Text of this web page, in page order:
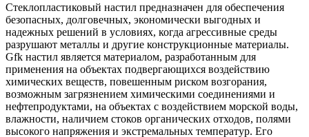
Стеклопластиковый настил предназначен для обеспечения
безопасных, долговечных, экономически выгодных и
надежных решений в условиях, когда агрессивные среды
разрушают металлы и другие конструкционные материалы.
Gfk настил является материалом, разработанным для
применения на объектах подвергающихся воздействию
химических веществ, повешенным риском возгорания,
возможным загрязнением химическими соединениями и
нефтепродуктами, на объектах с воздействием морской воды,
влажности, наличием стоков органических отходов, полями
высокого напряжения и экстремальных температур. Его